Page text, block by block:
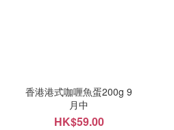
香港港式咖喱魚蛋200g 9
月中
HK$59.00